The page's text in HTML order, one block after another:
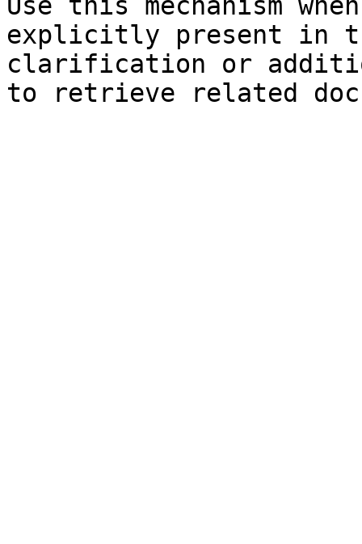
explicitly present in
clarification or